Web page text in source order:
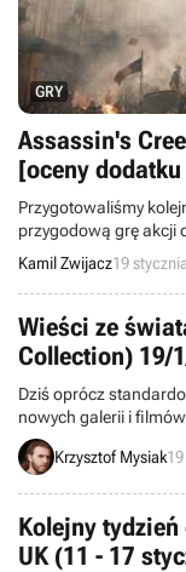
GRY
Assassin's
[oceny
Przygotowaliśmy
przygodową grę akcji
Niniejszy artykuł
biegiem czasu
Kamil Zwijacz19
Wieści ze
Collection) 19/
Dziś oprócz
nowych galerii i
The Master Chief
problemy techniczne
Krzysztof Mysiak
Kolejny tydzień
UK (11 - 17